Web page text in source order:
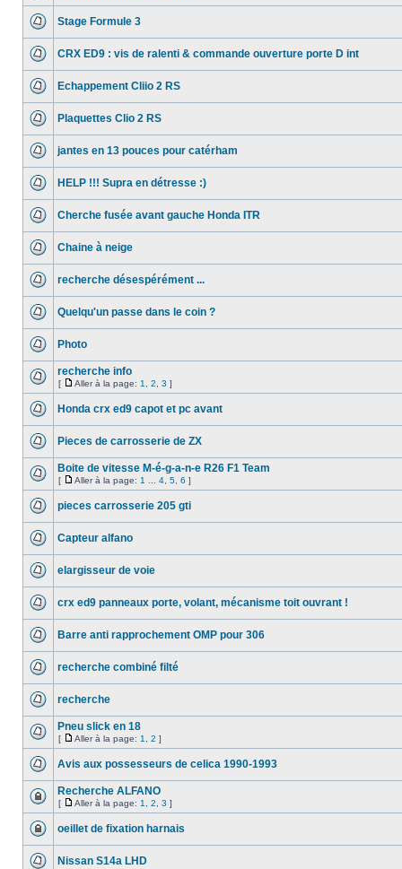
Stage Formule 3
CRX ED9 : vis de ralenti & commande ouverture porte D int
Echappement Cliio 2 RS
Plaquettes Clio 2 RS
jantes en 13 pouces pour catérham
HELP !!! Supra en détresse :)
Cherche fusée avant gauche Honda ITR
Chaine à neige
recherche désespérément ...
Quelqu'un passe dans le coin ?
Photo
recherche info
[ Aller à la page: 1 2 3 ]
Honda crx ed9 capot et pc avant
Pieces de carrosserie de ZX
Boite de vitesse M-é-g-a-n-e R26 F1 Team
[ Aller à la page: 1 4 5 6 ]
pieces carrosserie 205 gti
Capteur alfano
elargisseur de voie
crx ed9 panneaux porte, volant, mécanisme toit ouvrant !
Barre anti rapprochement OMP pour 306
recherche combiné filté
recherche
Pneu slick en 18
[ Aller à la page: 1 2 ]
Avis aux possesseurs de celica 1990-1993
Recherche ALFANO
[ Aller à la page: 1 2 3 ]
oeillet de fixation harnais
Nissan S14a LHD